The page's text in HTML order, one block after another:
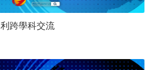
成立研究生書院 利跨學科交流